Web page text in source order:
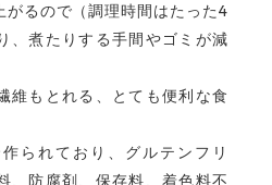
がるので（調理時間はたった4
、煮たりする手間やゴミが減
維もとれる、とても便利な食
られており、グルテンフリ
、防腐剤、保存料、着色料不